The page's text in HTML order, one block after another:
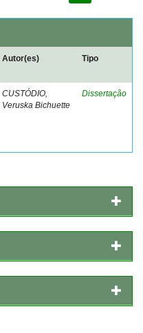
Autor(es) Tipo
CUSTÓDIO,
Veruska Bichuette
Dissertação